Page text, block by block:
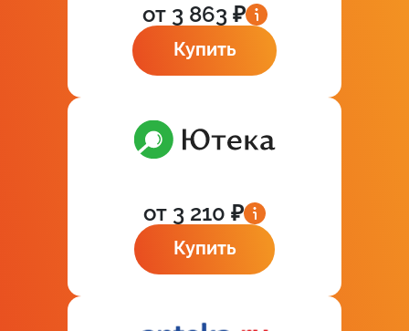
от 3 863 ₽
Купить
от 3 210 ₽
Купить